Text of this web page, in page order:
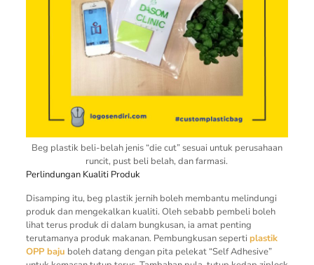
Beg plastik beli-belah jenis “die cut” sesuai untuk perusahaan
runcit, pust beli belah, dan farmasi.
Perlindungan Kualiti Produk
Disamping itu, beg plastik jernih boleh membantu melindungi
produk dan mengekalkan kualiti. Oleh sebabb pembeli boleh
lihat terus produk di dalam bungkusan, ia amat penting
terutamanya produk makanan. Pembungkusan sepertiplastik
OPP baju boleh datang dengan pita pelekat “Self Adhesive”